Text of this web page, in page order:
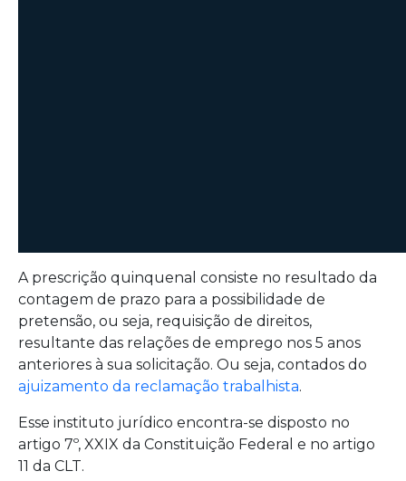
A prescrição quinquenal consiste no resultado da
contagem de prazo para a possibilidade de
pretensão, ou seja, requisição de direitos,
resultante das relações de emprego nos 5 anos
anteriores à sua solicitação. Ou seja, contados do
ajuizamento da reclamação trabalhista.
Esse instituto jurídico encontra-se disposto no
artigo 7º, XXIX da Constituição Federal e no artigo
11 da CLT.